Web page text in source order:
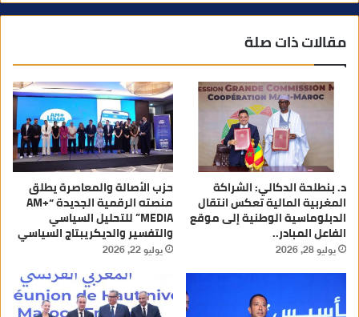
مقالات ذات صلة
د. بنطلحة الدكالي: الشراكة
المغربية المالية تعكس انتقال
الدبلوماسية الوطنية إلى موقع
الفاعل المبادر..
يوليو 28, 2026
حزب الأصالة والمعاصرة يطلق
منصته الرقمية الجديدة “AM+
MEDIA” للتحليل السياسي
والتفسير والديكريبتاج السياسي
يوليو 22, 2026